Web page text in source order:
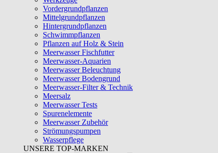
Vordergrundpflanzen
Mittelgrundpflanzen
Hintergrundpflanzen
Schwimmpflanzen
Pflanzen auf Holz & Stein
Meerwasser Fischfutter
Meerwasser-Aquarien
Meerwasser Beleuchtung
Meerwasser Bodengrund
Meerwasser-Filter & Technik
Meersalz
Meerwasser Tests
Spurenelemente
Meerwasser Zubehör
Strömungspumpen
Wasserpflege
UNSERE TOP-MARKEN